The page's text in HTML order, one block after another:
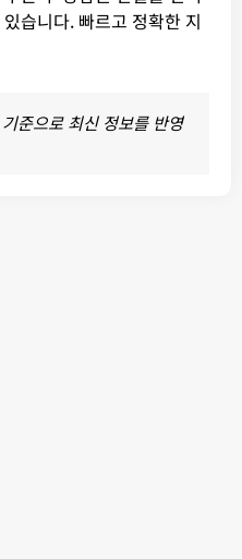
습니다. 빠르고 정확한 지
준으로 최신 정보를 반영